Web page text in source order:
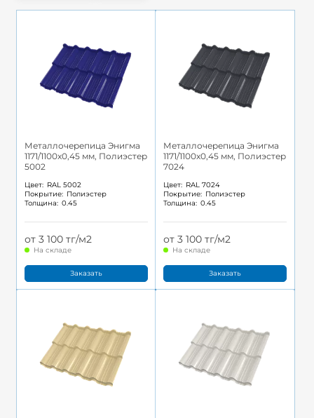
Металлочерепица Энигма
1171/1100x0,45 мм, Полиэстер
5002
Цвет: RAL 5002
Покрытие: Полиэстер
Толщина: 0.45
от 3 100 тг/м2
На складе
Заказать
Металлочерепица Энигма
1171/1100x0,45 мм, Полиэстер
7024
Цвет: RAL 7024
Покрытие: Полиэстер
Толщина: 0.45
от 3 100 тг/м2
На складе
Заказать